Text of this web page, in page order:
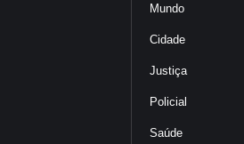
Mundo
Cidade
Justiça
Policial
Saúde